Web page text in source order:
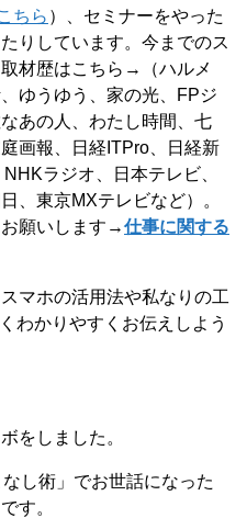
ちら ）、セミナーをやった
りしています。今までのス
材歴はこちら→（ハルメ
ゆうゆう、家の光、FPジ
あの人、わたし時間、七
画報、日経ITPro、日経新
ラジオ、日本テレビ、
、東京MXテレビなど）。
願いします→仕事に関する
マホの活用法や私なりの工
わかりやすくお伝えしよう
をしました。
し術」でお世話になった
す。